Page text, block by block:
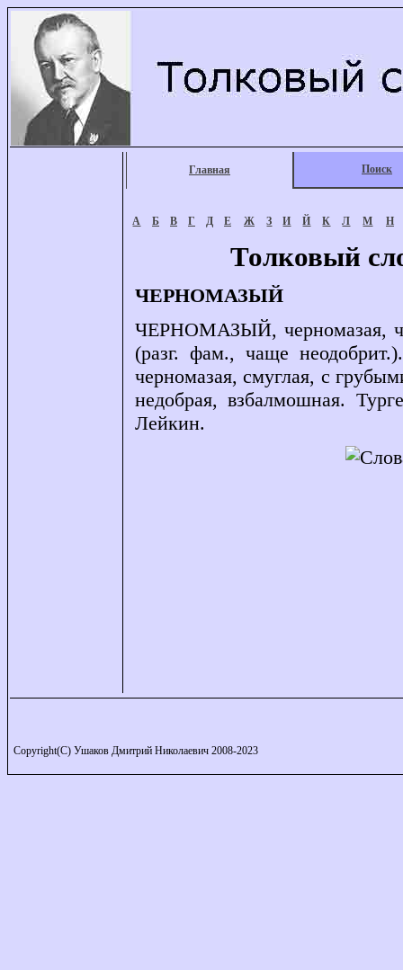
Главная Поиск
А Б В Г Д Е Ж З И Й К Л М Н
Толковый
ЧЕРНОМАЗЫЙ
ЧЕРНОМАЗЫЙ, черномазая,
(разг. фам., чаще
черномазая, смуглая, с
недобрая, взбалмошная.
Лейкин.
Copyright(C) Ушаков Дмитрий Николаевич 2008-2023